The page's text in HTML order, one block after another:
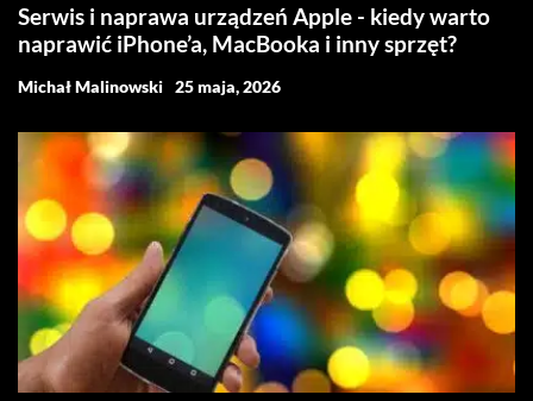
Serwis i naprawa urządzeń Apple - kiedy warto
naprawić iPhone’a, MacBooka i inny sprzęt?
Michał Malinowski 25 maja, 2026